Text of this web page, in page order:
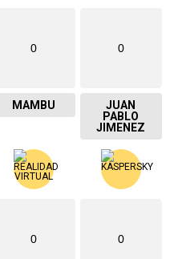
0
MAMBU
0
JUAN
PABLO
JIMENEZ
0 0